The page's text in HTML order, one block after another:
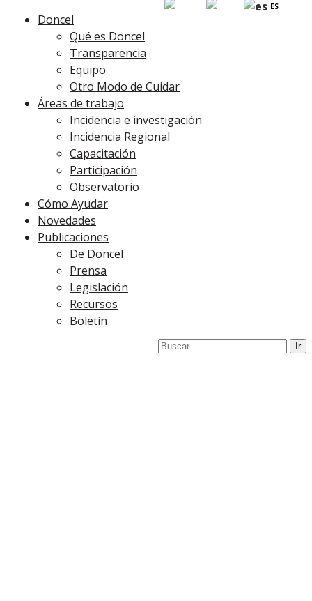
Doncel
Qué es Doncel
Transparencia
Equipo
Otro Modo de Cuidar
Áreas de trabajo
Incidencia e investigación
Incidencia Regional
Capacitación
Participación
Observatorio
Cómo Ayudar
Novedades
Publicaciones
De Doncel
Prensa
Legislación
Recursos
Boletín
ES